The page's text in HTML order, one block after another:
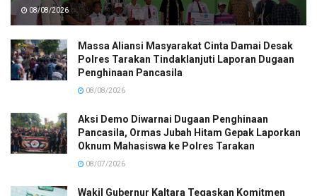
08/08/2026
Massa Aliansi Masyarakat Cinta Damai Desak
Polres Tarakan Tindaklanjuti Laporan Dugaan
Penghinaan Pancasila
08/08/2026
Aksi Demo Diwarnai Dugaan Penghinaan
Pancasila, Ormas Jubah Hitam Gepak Laporkan
Oknum Mahasiswa ke Polres Tarakan
08/07/2026
Wakil Gubernur Kaltara Tegaskan Komitmen